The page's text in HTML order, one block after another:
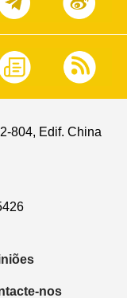
804, Edif. China
nos